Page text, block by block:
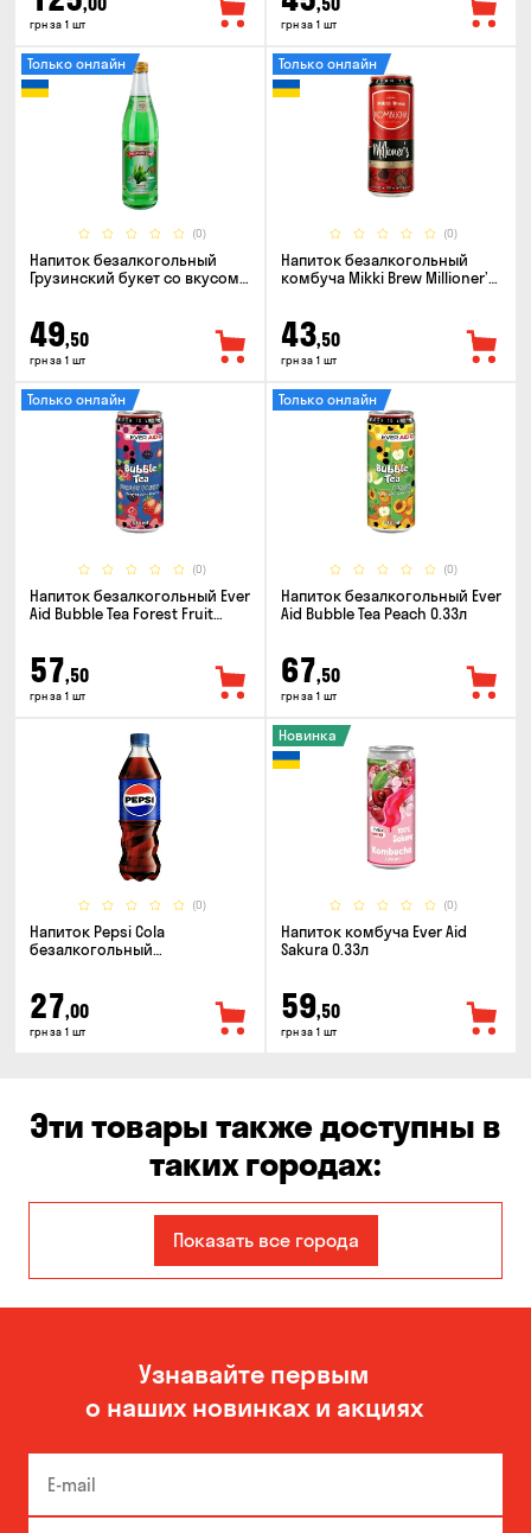
грн за 1 шт грн за 1 шт
(0)
Только онлайн
Напиток безалкогольный
Грузинский букет со вкусом
49,50
грн за 1 шт
(0)
Только онлайн
Напиток безалкогольный
комбуча Mikki Brew Millioner’s
43,50
грн за 1 шт
(0)
Только онлайн
Напиток безалкогольный Ever
Aid Bubble Tea Forest Fruit
57,50
грн за 1 шт
(0)
Только онлайн
Напиток безалкогольный Ever
Aid Bubble Tea Peach 0.33л
67,50
грн за 1 шт
(0)
Напиток Pepsi Cola
безалкогольный
27,00
грн за 1 шт
(0)
Новинка
Напиток комбуча Ever Aid
Sakura 0.33л
59,50
грн за 1 шт
Эти товары также доступны в
таких городах:
Авангард
Бабурка Балабино
Бережинка Борисполь
Бровары
Вита-Почтовая Вишневое
Показать все города
Узнавайте первым
о наших новинках и акциях